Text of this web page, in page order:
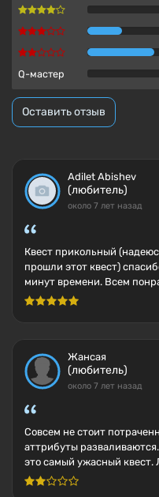
Q-мастер
Оставить отзыв
Adilet Abishev
(любитель)
около 7 лет назад
Квест прикольный
прошли этот квест)
минут времени. Всем
Жансая
(любитель)
около 7 лет назад
Совсем не стоит
аттрибуты
это самый ужасный квест.